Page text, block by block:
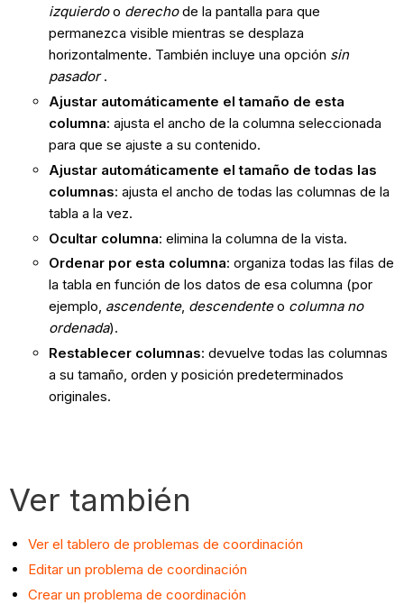
izquierdoo derechode la pantalla para que
permanezca visible mientras se desplaza
horizontalmente. También incluye una opción sin
pasador.
Ajustar automáticamente el tamaño de esta
columna: ajusta el ancho de la columna seleccionada
para que se ajuste a su contenido.
Ajustar automáticamente el tamaño de todas las
columnas: ajusta el ancho de todas las columnas de la
tabla a la vez.
Ocultar columna: elimina la columna de la vista.
Ordenar por esta columna: organiza todas las filas de
la tabla en función de los datos de esa columna (por
ejemplo, ascendente, descendenteo columna no
ordenada).
Restablecer columnas: devuelve todas las columnas
a su tamaño, orden y posición predeterminados
originales.
Ver también
Ver el tablero de problemas de coordinación
Editar un problema de coordinación
Crear un problema de coordinación